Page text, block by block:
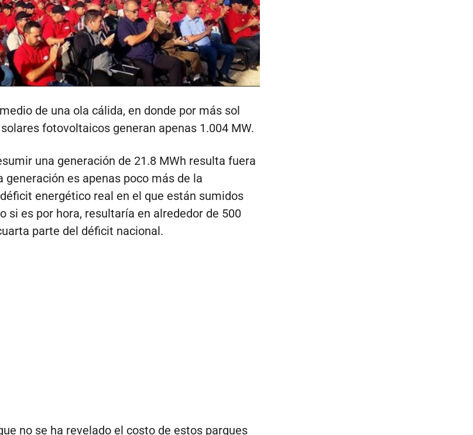
de una ola cálida, en donde por más sol
fotovoltaicos generan apenas 1.004 MW.
una generación de 21.8 MWh resulta fuera
generación es apenas poco más de la
energético real en el que están sumidos
si es por hora, resultaría en alrededor de 500
parte del déficit nacional.
no se ha revelado el costo de estos parques